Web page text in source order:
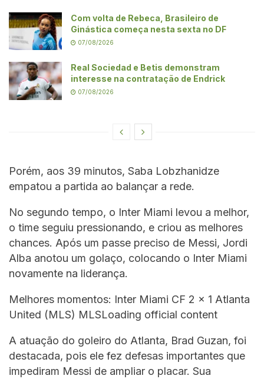
Com volta de Rebeca, Brasileiro de
Ginástica começa nesta sexta no DF
07/08/2026
Real Sociedad e Betis demonstram
interesse na contratação de Endrick
07/08/2026
Porém, aos 39 minutos, Saba Lobzhanidze
empatou a partida ao balançar a rede.
No segundo tempo, o Inter Miami levou a melhor,
o time seguiu pressionando, e criou as melhores
chances. Após um passe preciso de Messi, Jordi
Alba anotou um golaço, colocando o Inter Miami
novamente na liderança.
Melhores momentos: Inter Miami CF 2 x 1 Atlanta
United (MLS) MLSLoading official content
A atuação do goleiro do Atlanta, Brad Guzan, foi
destacada, pois ele fez defesas importantes que
impediram Messi de ampliar o placar. Sua